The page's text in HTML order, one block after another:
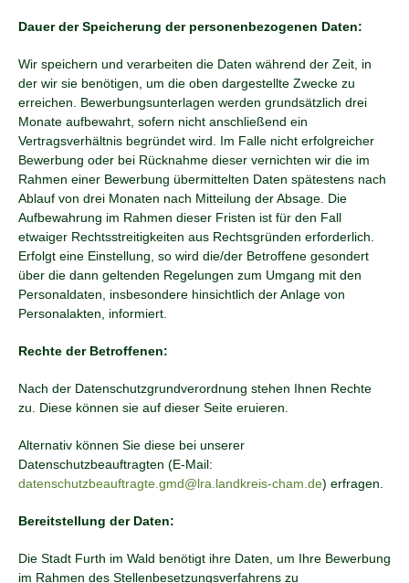
Dauer der Speicherung der personenbezogenen Daten:
Wir speichern und verarbeiten die Daten während der Zeit, in
der wir sie benötigen, um die oben dargestellte Zwecke zu
erreichen. Bewerbungsunterlagen werden grundsätzlich drei
Monate aufbewahrt, sofern nicht anschließend ein
Vertragsverhältnis begründet wird. Im Falle nicht erfolgreicher
Bewerbung oder bei Rücknahme dieser vernichten wir die im
Rahmen einer Bewerbung übermittelten Daten spätestens nach
Ablauf von drei Monaten nach Mitteilung der Absage. Die
Aufbewahrung im Rahmen dieser Fristen ist für den Fall
etwaiger Rechtsstreitigkeiten aus Rechtsgründen erforderlich.
Erfolgt eine Einstellung, so wird die/der Betroffene gesondert
über die dann geltenden Regelungen zum Umgang mit den
Personaldaten, insbesondere hinsichtlich der Anlage von
Personalakten, informiert.
Rechte der Betroffenen:
Nach der Datenschutzgrundverordnung stehen Ihnen Rechte
zu. Diese können sie auf dieser Seite eruieren.
Alternativ können Sie diese bei unserer
Datenschutzbeauftragten (E-Mail:
datenschutzbeauftragte.gmd@lra.landkreis-cham.de) erfragen.
Bereitstellung der Daten:
Die Stadt Furth im Wald benötigt ihre Daten, um Ihre Bewerbung
im Rahmen des Stellenbesetzungsverfahrens zu